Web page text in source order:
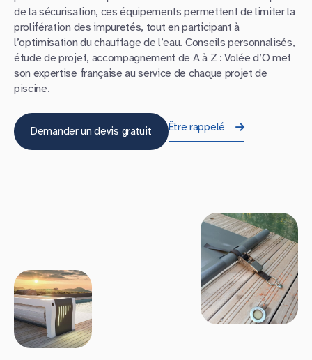
de la sécurisation, ces équipements permettent de limiter la
prolifération des impuretés, tout en participant à
l’optimisation du chauffage de l’eau. Conseils personnalisés,
étude de projet, accompagnement de A à Z : Volée d’O met
son expertise française au service de chaque projet de
piscine.
Demander un devis gratuit Être rappelé